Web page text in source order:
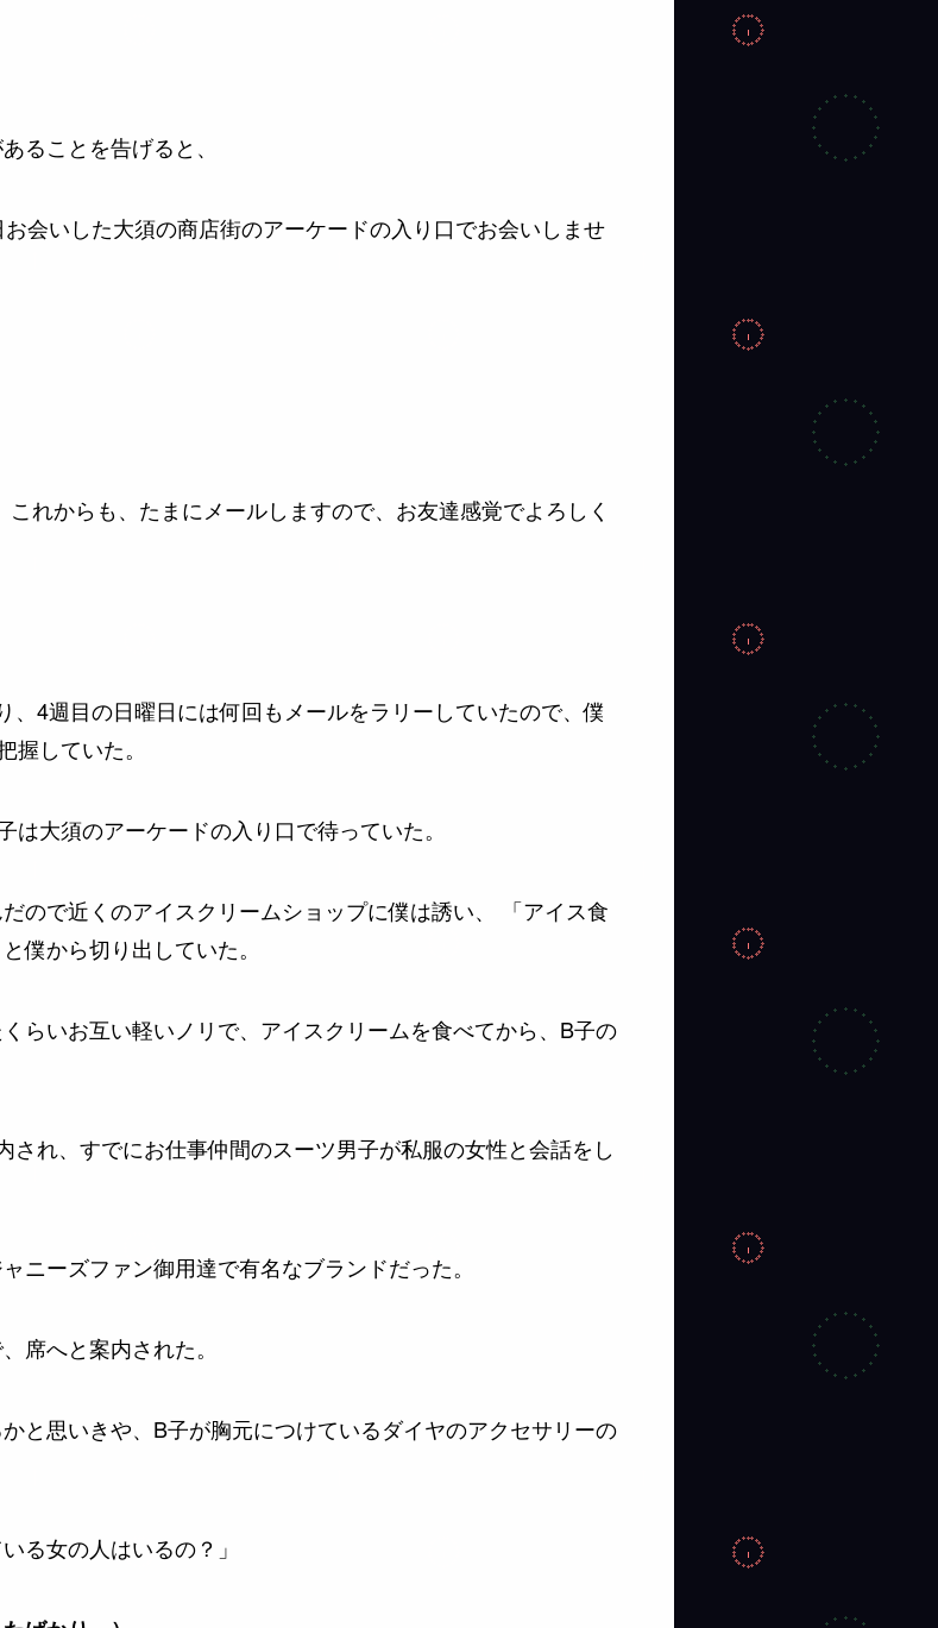
ることを告げると、
会いした大須の商店街のアーケードの入り口でお会いしませ
れからも、たまにメールしますので、お友達感覚でよろしく
、4週目の日曜日には何回もメールをラリーしていたので、僕
していた。
大須のアーケードの入り口で待っていた。
ので近くのアイスクリームショップに僕は誘い、 「アイス食
僕から切り出していた。
らいお互い軽いノリで、アイスクリームを食べてから、B子の
され、すでにお仕事仲間のスーツ男子が私服の女性と会話をし
ニーズファン御用達で有名なブランドだった。
席へと案内された。
と思いきや、B子が胸元につけているダイヤのアクセサリーの
る女の人はいるの？」